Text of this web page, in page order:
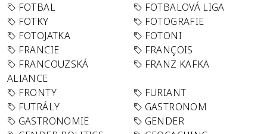
FOTBAL
FOTBALOVÁ LIGA
FOTKY
FOTOGRAFIE
FOTOJATKA
FOTONI
FRANCIE
FRANÇOIS
FRANCOUZSKÁ
ALIANCE
FRANZ KAFKA
FRONTY
FURIANT
FUTRÁLY
GASTRONOM
GASTRONOMIE
GENDER